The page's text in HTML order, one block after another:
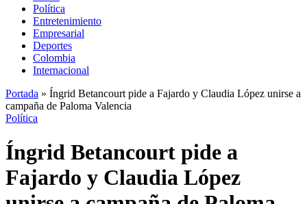
Política
Entretenimiento
Empresarial
Deportes
Colombia
Internacional
Portada » Íngrid Betancourt pide a Fajardo y Claudia López unirse a
campaña de Paloma Valencia
Política
Íngrid Betancourt pide a
Fajardo y Claudia López